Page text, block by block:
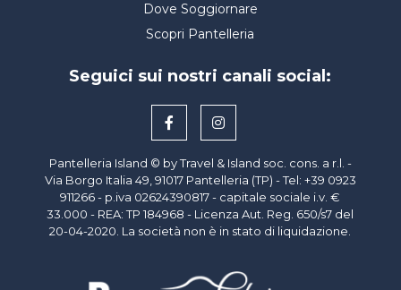
Dove Soggiornare
Scopri Pantelleria
Seguici sui nostri canali social:
Pantelleria Island © by Travel & Island soc. cons. a r.l. -
Via Borgo Italia 49, 91017 Pantelleria (TP) - Tel: +39 0923
911266 - p.iva 02624390817- capitale sociale i.v. €
33.000 - REA: TP 184968 - Licenza Aut. Reg. 650/s7 del
20-04-2020. La società non è in stato di liquidazione.